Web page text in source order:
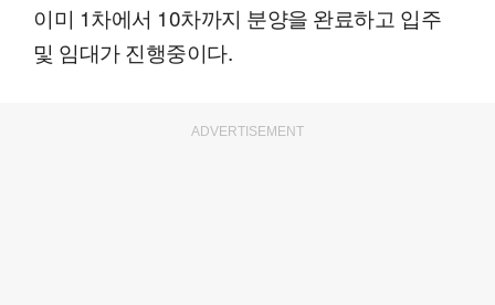
이미 1차에서 10차까지 분양을 완료하고 입주
및 임대가 진행중이다.
ADVERTISEMENT